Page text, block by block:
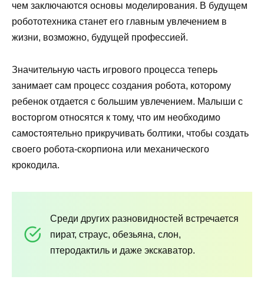
чем заключаются основы моделирования. В будущем
робототехника станет его главным увлечением в
жизни, возможно, будущей профессией.
Значительную часть игрового процесса теперь
занимает сам процесс создания робота, которому
ребенок отдается с большим увлечением. Малыши с
восторгом относятся к тому, что им необходимо
самостоятельно прикручивать болтики, чтобы создать
своего робота-скорпиона или механического
крокодила.
Среди других разновидностей встречается
пират, страус, обезьяна, слон,
птеродактиль и даже экскаватор.